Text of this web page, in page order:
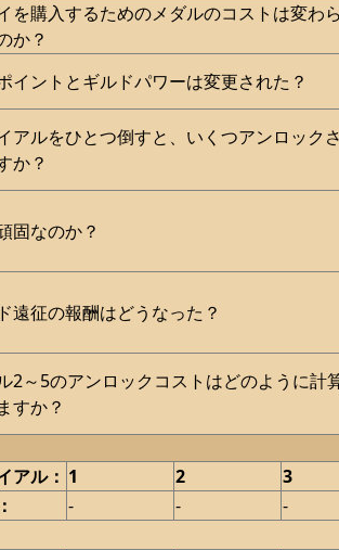
を購入するためのメダルのコストは変わら
か？
イントとギルドパワーは変更された？
アルをひとつ倒すと、いくつアンロックさ
か？
固なのか？
遠征の報酬はどうなった？
2～5のアンロックコストはどのように計
すか？
アル： 1 2 3
- - -